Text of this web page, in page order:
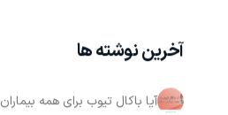
آخرین نوشته ها
آیا باکال تیوب برای همه